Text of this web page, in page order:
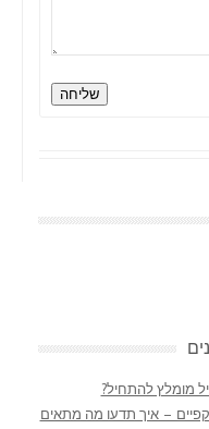
שליחה
מומלץ להתחיל?
– איך תדעו מה מתאים